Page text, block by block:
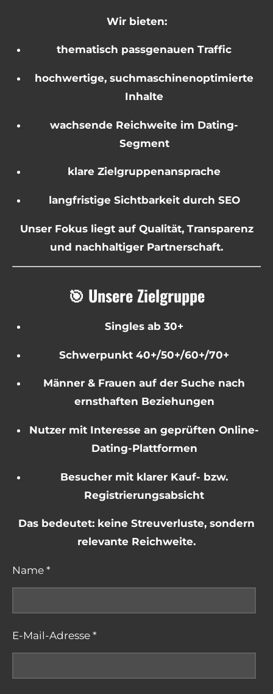
Wir bieten:
thematisch passgenauen Traffic
hochwertige, suchmaschinenoptimierte
Inhalte
wachsende Reichweite im Dating-
Segment
klare Zielgruppenansprache
langfristige Sichtbarkeit durch SEO
Unser Fokus liegt auf Qualität, Transparenz
und nachhaltiger Partnerschaft.
🎯 Unsere Zielgruppe
Singles ab 30+
Schwerpunkt 40+/50+/60+/70+
Männer & Frauen auf der Suche nach
ernsthaften Beziehungen
Nutzer mit Interesse an geprüften Online-
Dating-Plattformen
Besucher mit klarer Kauf- bzw.
Registrierungsabsicht
Das bedeutet: keine Streuverluste, sondern
relevante Reichweite.
Name *
E-Mail-Adresse *